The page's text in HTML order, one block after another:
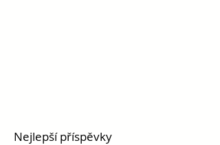
Nejlepší příspěvky